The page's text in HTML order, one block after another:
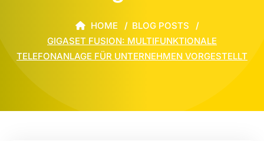
HOME
BLOG POSTS
GIGASET FUSION: MULTIFUNKTIONALE
TELEFONANLAGE FÜR UNTERNEHMEN VORGESTELLT